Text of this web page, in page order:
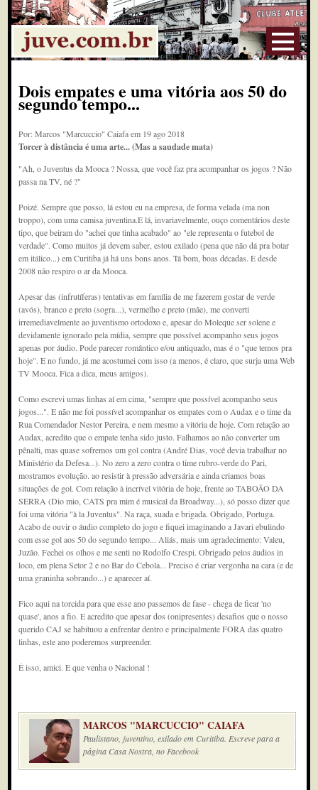
Dois empates e uma vitória aos 50 do
segundo tempo...
Por: Marcos "Marcuccio" Caiafa em 19 ago 2018
Torcer à distância é uma arte... (Mas a saudade mata)
"Ah, o Juventus da Mooca ? Nossa, que você faz pra acompanhar os jogos ? Não
passa na TV, né ?"
Poizé. Sempre que posso, lá estou eu na empresa, de forma velada (ma non
troppo), com uma camisa juventina.E lá, invariavelmente, ouço comentários deste
tipo, que beiram do "achei que tinha acabado" ao "ele representa o futebol de
verdade". Como muitos já devem saber, estou exilado (pena que não dá pra botar
em itálico...) em Curitiba já há uns bons anos. Tá bom, boas décadas. E desde
2008 não respiro o ar da Mooca.
Apesar das (infrutíferas) tentativas em família de me fazerem gostar de verde
(avós), branco e preto (sogra...), vermelho e preto (mãe), me converti
irremediavelmente ao juventismo ortodoxo e, apesar do Moleque ser solene e
devidamente ignorado pela mídia, sempre que possível acompanho seus jogos
apenas por áudio. Pode parecer romântico e/ou antiquado, mas é o "que temos pra
hoje". E no fundo, já me acostumei com isso (a menos, é claro, que surja uma Web
TV Mooca. Fica a dica, meus amigos).
Como escrevi umas linhas aí em cima, "sempre que possível acompanho seus
jogos...". E não me foi possível acompanhar os empates com o Audax e o time da
Rua Comendador Nestor Pereira, e nem mesmo a vitória de hoje. Com relação ao
Audax, acredito que o empate tenha sido justo. Falhamos ao não converter um
pênalti, mas quase sofremos um gol contra (André Dias, você devia trabalhar no
Ministério da Defesa...). No zero a zero contra o time rubro-verde do Pari,
mostramos evolução. ao resistir à pressão adversária e ainda criamos boas
situações de gol. Com relação à incrível vitória de hoje, frente ao TABOÃO DA
SERRA (Dio mio, CATS pra mim é musical da Broadway...), só posso dizer que
foi uma vitória "à la Juventus". Na raça, suada e brigada. Obrigado, Portuga.
Acabo de ouvir o áudio completo do jogo e fiquei imaginando a Javari ebulindo
com esse gol aos 50 do segundo tempo... Aliás, mais um agradecimento: Valeu,
Juzão. Fechei os olhos e me senti no Rodolfo Crespi. Obrigado pelos áudios in
loco, em plena Setor 2 e no Bar do Cebola... Preciso é criar vergonha na cara (e de
uma graninha sobrando...) e aparecer aí.
Fico aqui na torcida para que esse ano passemos de fase - chega de ficar 'no
quase', anos a fio. E acredito que apesar dos (onipresentes) desafios que o nosso
querido CAJ se habituou a enfrentar dentro e principalmente FORA das quatro
linhas, este ano poderemos surpreender.
É isso, amici. E que venha o Nacional !
MARCOS "MARCUCCIO" CAIAFA
Paulistano, juventino, exilado em Curitiba. Escreve para a
página Casa Nostra, no Facebook